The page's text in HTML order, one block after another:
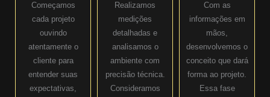
Começamos
cada projeto
ouvindo
atentamente o
cliente para
entender suas
expectativas,
Realizamos
medições
detalhadas e
analisamos o
ambiente com
precisão técnica.
Consideramos
Com as
informações em
mãos,
desenvolvemos o
conceito que dará
forma ao projeto.
Essa fase